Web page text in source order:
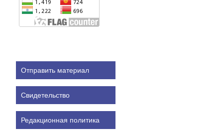
Отправить материал
Свидетельство
Редакционная политика